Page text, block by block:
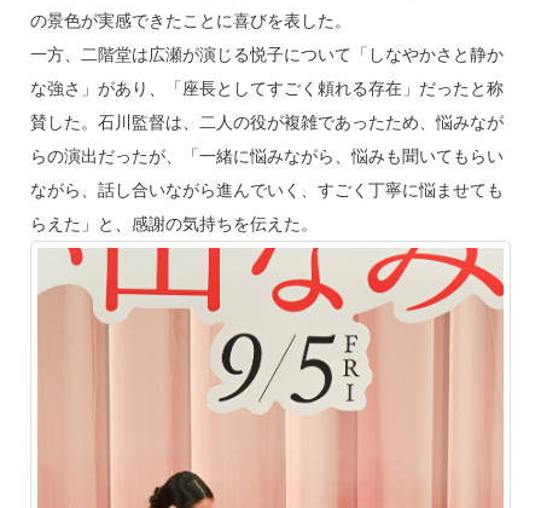
の景色が実感できたことに喜びを表した。
一方、二階堂は広瀬が演じる悦子について「しなやかさと静か
な強さ」があり、「座長としてすごく頼れる存在」だったと称
賛した。石川監督は、二人の役が複雑であったため、悩みなが
らの演出だったが、「一緒に悩みながら、悩みも聞いてもらい
ながら、話し合いながら進んでいく、すごく丁寧に悩ませても
らえた」と、感謝の気持ちを伝えた。